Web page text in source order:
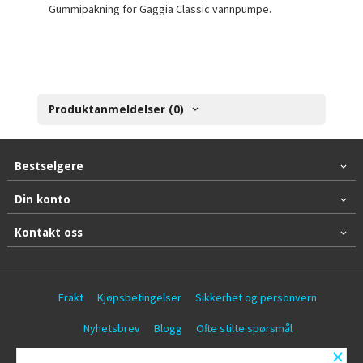
Gummipakning for Gaggia Classic vannpumpe.
Produktanmeldelser (0)
Bestselgere
Din konto
Kontakt oss
Frakt Kjøpsbetingelser Sikkerhet og personvern
Nyhetsbrev Blogg Ofte stilte spørsmål
×